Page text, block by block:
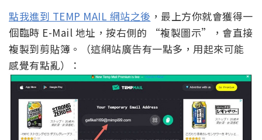
點我進到 TEMP MAIL 網站之後 ，最上方你就會獲得一
個臨時 E-Mail 地址，按右側的 “複製圖示”，會直接
複製到剪貼簿。（這網站廣告有一點多，用起來可能
感覺有點亂）：